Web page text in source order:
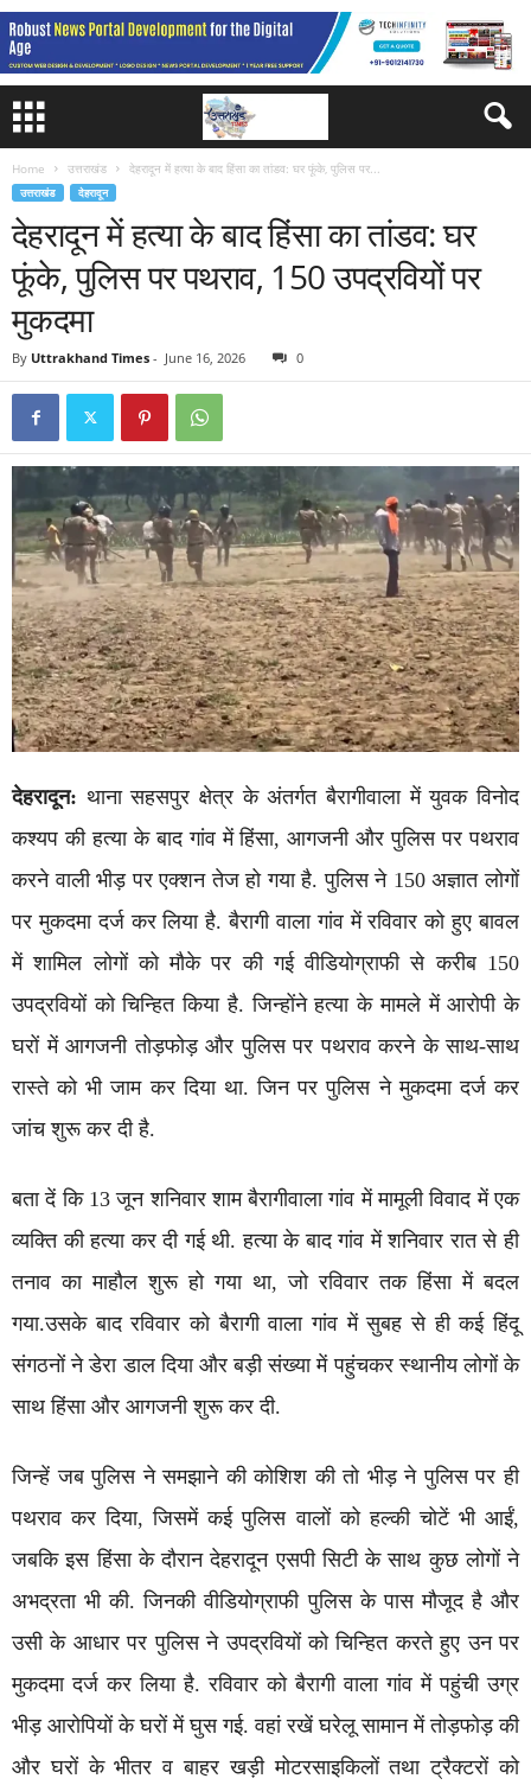
Home उत्तराखंड देहरादून में हत्या के बाद हिंसा का तांडव: घर फूंके, पुलिस पर...
उत्तराखंड देहरादून
देहरादून में हत्या के बाद हिंसा का तांडव: घर
फूंके, पुलिस पर पथराव, 150 उपद्रवियों पर
मुकदमा
By Uttrakhand Times - June 16, 2026 0
देहरादून: थाना सहसपुर क्षेत्र के अंतर्गत बैरागीवाला में युवक विनोद
कश्यप की हत्या के बाद गांव में हिंसा, आगजनी और पुलिस पर पथराव
करने वाली भीड़ पर एक्शन तेज हो गया है. पुलिस ने 150 अज्ञात लोगों
पर मुकदमा दर्ज कर लिया है. बैरागी वाला गांव में रविवार को हुए बावल
में शामिल लोगों को मौके पर की गई वीडियोग्राफी से करीब 150
उपद्रवियों को चिन्हित किया है. जिन्होंने हत्या के मामले में आरोपी के
घरों में आगजनी तोड़फोड़ और पुलिस पर पथराव करने के साथ-साथ
रास्ते को भी जाम कर दिया था. जिन पर पुलिस ने मुकदमा दर्ज कर
जांच शुरू कर दी है.
बता दें कि 13 जून शनिवार शाम बैरागीवाला गांव में मामूली विवाद में एक
व्यक्ति की हत्या कर दी गई थी. हत्या के बाद गांव में शनिवार रात से ही
तनाव का माहौल शुरू हो गया था, जो रविवार तक हिंसा में बदल
गया.उसके बाद रविवार को बैरागी वाला गांव में सुबह से ही कई हिंदू
संगठनों ने डेरा डाल दिया और बड़ी संख्या में पहुंचकर स्थानीय लोगों के
साथ हिंसा और आगजनी शुरू कर दी.
जिन्हें जब पुलिस ने समझाने की कोशिश की तो भीड़ ने पुलिस पर ही
पथराव कर दिया, जिसमें कई पुलिस वालों को हल्की चोटें भी आईं,
जबकि इस हिंसा के दौरान देहरादून एसपी सिटी के साथ कुछ लोगों ने
अभद्रता भी की. जिनकी वीडियोग्राफी पुलिस के पास मौजूद है और
उसी के आधार पर पुलिस ने उपद्रवियों को चिन्हित करते हुए उन पर
मुकदमा दर्ज कर लिया है. रविवार को बैरागी वाला गांव में पहुंची उग्र
भीड़ आरोपियों के घरों में घुस गई. वहां रखें घरेलू सामान में तोड़फोड़ की
और घरों के भीतर व बाहर खड़ी मोटरसाइकिलों तथा ट्रैक्टरों को